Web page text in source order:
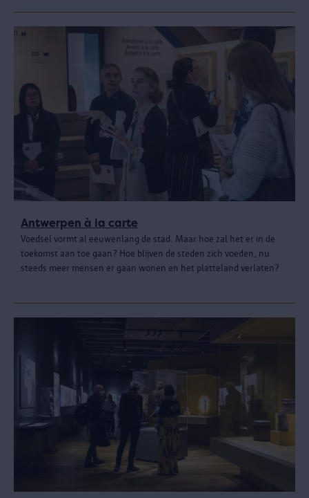
Antwerpen à la carte
Voedsel vormt al eeuwenlang de stad. Maar hoe zal het er in de
toekomst aan toe gaan? Hoe blijven de steden zich voeden, nu
steeds meer mensen er gaan wonen en het platteland verlaten?